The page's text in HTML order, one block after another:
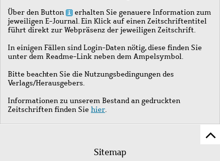
Über den Button
erhalten Sie genauere Information zum
jeweiligen E-Journal. Ein Klick auf einen Zeitschriftentitel
führt direkt zur Webpräsenz der jeweiligen Zeitschrift.
In einigen Fällen sind Login-Daten nötig, diese finden Sie
unter dem Readme-Link neben dem Ampelsymbol.
Bitte beachten Sie die Nutzungsbedingungen des
Verlags/Herausgebers.
Informationen zu unserem Bestand an gedruckten
Zeitschriften finden Sie hier.
Fußleistenmenü
Sitemap